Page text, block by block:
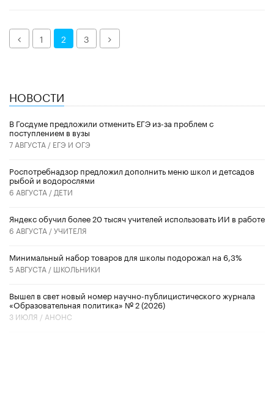
Назад1 2 3 Далее
НОВОСТИ
В Госдуме предложили отменить ЕГЭ из-за проблем с
поступлением в вузы
7 АВГУСТА / ЕГЭ И ОГЭ
Роспотребнадзор предложил дополнить меню школ и детсадов
рыбой и водорослями
6 АВГУСТА / ДЕТИ
​Яндекс обучил более 20 тысяч учителей использовать ИИ в работе
6 АВГУСТА /УЧИТЕЛЯ
Минимальный набор товаров для школы подорожал на 6,3%
5 АВГУСТА / ШКОЛЬНИКИ
Вышел в свет новый номер научно-публицистического журнала
«Образовательная политика» № 2 (2026)
3 ИЮЛЯ / АНОНС